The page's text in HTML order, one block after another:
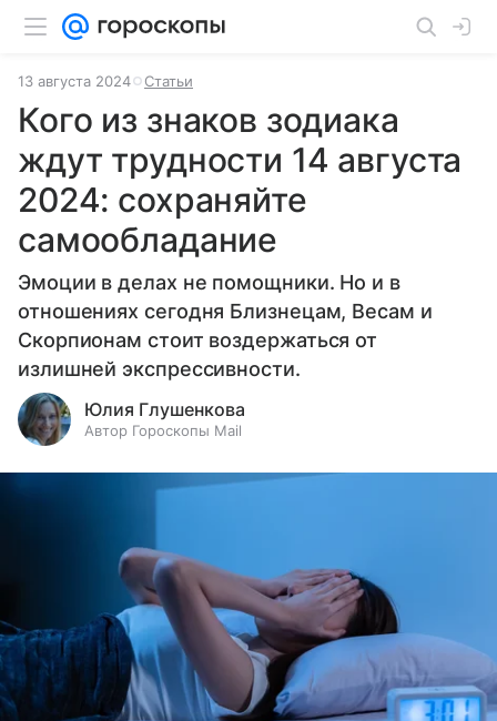
13 августа 2024 Статьи
Кого из знаков зодиака
ждут трудности 14 августа
2024: сохраняйте
самообладание
Эмоции в делах не помощники. Но и в
отношениях сегодня Близнецам, Весам и
Скорпионам стоит воздержаться от
излишней экспрессивности.
Юлия Глушенкова
Автор Гороскопы Mail